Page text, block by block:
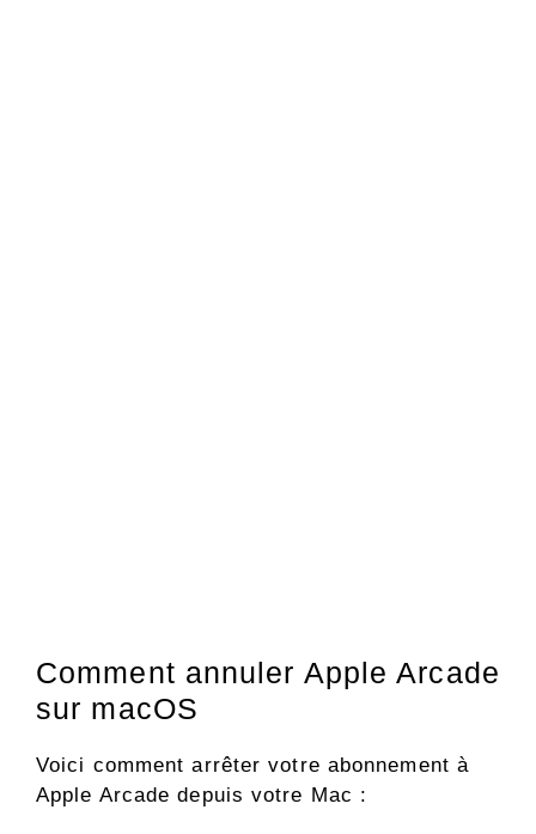
Comment annuler Apple Arcade
sur macOS
Voici comment arrêter votre abonnement à
Apple Arcade depuis votre Mac :